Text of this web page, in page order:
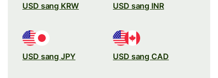
USD sang KRW USD sang INR
USD sang JPY USD sang CAD